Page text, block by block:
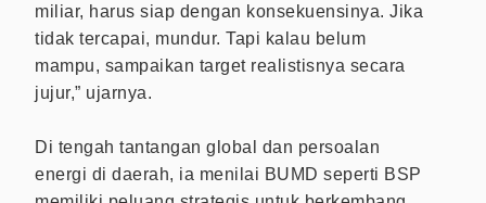
miliar, harus siap dengan konsekuensinya. Jika
tidak tercapai, mundur. Tapi kalau belum
mampu, sampaikan target realistisnya secara
jujur,” ujarnya.
Di tengah tantangan global dan persoalan
energi di daerah, ia menilai BUMD seperti BSP